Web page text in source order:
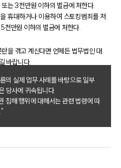
소개
소개
의 강점
는 길
파트너 로펌
소리
는 3천만원 이하의 벌금에 처한다.
휴대하거나 이용하여 스토킹범죄를 저
천만원 이하의 벌금에 처한다.
을 겪고 계신다면 언제든 법무법인 대
바랍니다.
의 실제 업무 사례를 바탕으로 일부
당사에 귀속됩니다.
침해 행위에 대해서는 관련 법령에 따